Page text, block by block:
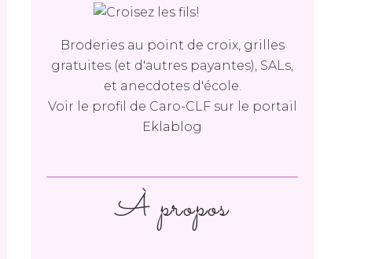
Broderies au point de croix, grilles
gratuites (et d'autres payantes), SALs,
et anecdotes d'école.
Voir le profil de Caro-CLFsur le portail
Eklablog
À propos